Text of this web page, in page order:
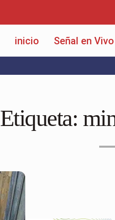
inicio Señal en Vivo
Etiqueta: